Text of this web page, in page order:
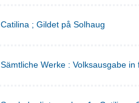
Catilina ; Gildet på Solhaug
Sämtliche Werke : Volksausgabe in